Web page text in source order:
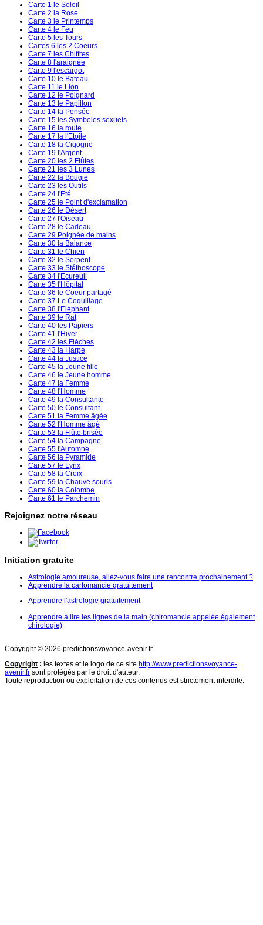
Carte 1 le Soleil
Carte 2 la Rose
Carte 3 le Printemps
Carte 4 le Feu
Carte 5 les Tours
Cartes 6 les 2 Coeurs
Carte 7 les Chiffres
Carte 8 l'araignée
Carte 9 l'escargot
Carte 10 le Bateau
Carte 11 le Lion
Carte 12 le Poignard
Carte 13 le Papillon
Carte 14 la Pensée
Carte 15 les Symboles sexuels
Carte 16 la route
Carte 17 la l'Etoile
Carte 18 la Cigogne
Carte 19 l'Argent
Carte 20 les 2 Flûtes
Carte 21 les 3 Lunes
Carte 22 la Bougie
Carte 23 les Outils
Carte 24 l'Eté
Carte 25 le Point d'exclamation
Carte 26 le Désert
Carte 27 l'Oiseau
Carte 28 le Cadeau
Carte 29 Poignée de mains
Carte 30 la Balance
Carte 31 le Chien
Carte 32 le Serpent
Carte 33 le Stéthoscope
Carte 34 l'Ecureuil
Carte 35 l'Hôpital
Carte 36 le Coeur partagé
Carte 37 Le Coquillage
Carte 38 l'Eléphant
Carte 39 le Rat
Carte 40 les Papiers
Carte 41 l'Hiver
Carte 42 les Flèches
Carte 43 la Harpe
Carte 44 la Justice
Carte 45 la Jeune fille
Carte 46 le Jeune homme
Carte 47 la Femme
Carte 48 l'Homme
Carte 49 la Consultante
Carte 50 le Consultant
Carte 51 la Femme âgée
Carte 52 l'Homme âgé
Carte 53 la Flûte brisée
Carte 54 la Campagne
Carte 55 l'Automne
Carte 56 la Pyramide
Carte 57 le Lynx
Carte 58 la Croix
Carte 59 la Chauve souris
Carte 60 la Colombe
Carte 61 le Parchemin
Rejoignez notre réseau
Initiation gratuite
Astrologie amoureuse, allez-vous faire une rencontre prochainement ?
Apprendre la cartomancie gratuitement
Apprendre l'astrologie gratuitement
Apprendre à lire les lignes de la main (chiromancie appelée également
chirologie)
Copyright © 2026 predictionsvoyance-avenir.fr
Copyright : les textes et le logo de ce site http://www.predictionsvoyance-
avenir.fr sont protégés par le droit d'auteur.
Toute reproduction ou exploitation de ces contenus est strictement interdite.